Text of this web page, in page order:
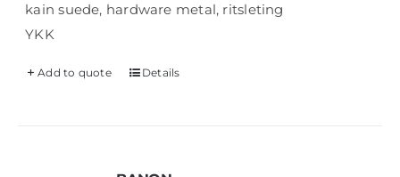
kain suede, hardware metal, ritsleting
YKK
Add to quote Details